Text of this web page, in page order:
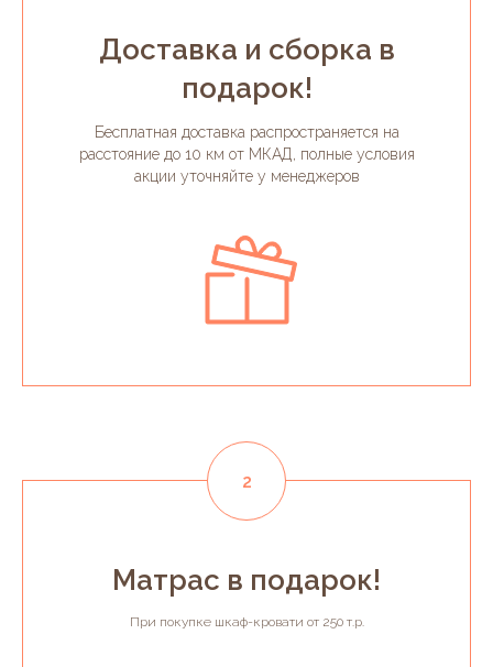
Доставка и сборка в
подарок!
Бесплатная доставка распространяется на
расстояние до 10 км от МКАД, полные условия
акции уточняйте у менеджеров
Матрас в подарок!
При покупке шкаф-кровати от 250 т.р.